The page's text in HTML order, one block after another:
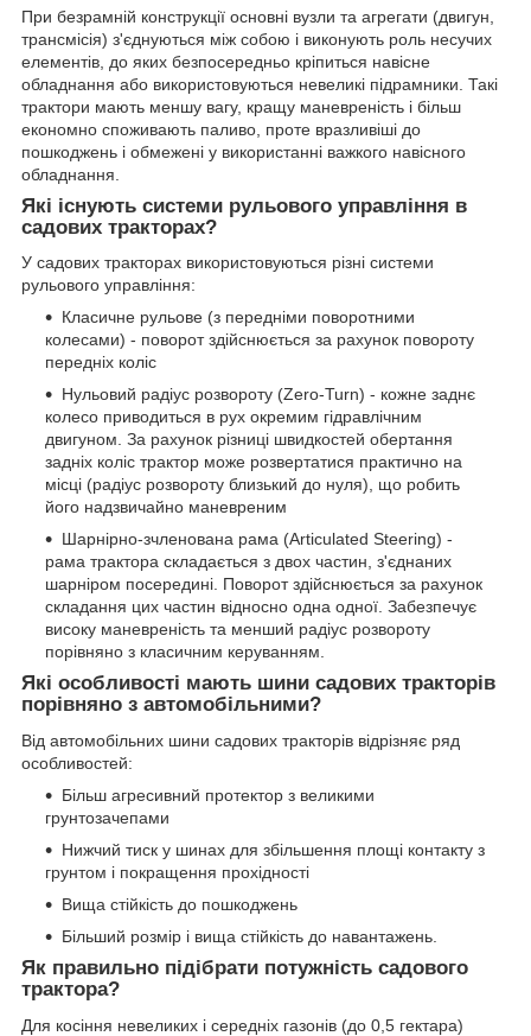
При безрамній конструкції основні вузли та агрегати (двигун,
трансмісія) з'єднуються між собою і виконують роль несучих
елементів, до яких безпосередньо кріпиться навісне
обладнання або використовуються невеликі підрамники. Такі
трактори мають меншу вагу, кращу маневреність і більш
економно споживають паливо, проте вразливіші до
пошкоджень і обмежені у використанні важкого навісного
обладнання.
Які існують системи рульового управління в
садових тракторах?
У садових тракторах використовуються різні системи
рульового управління:
Класичне рульове (з передніми поворотними
колесами) - поворот здійснюється за рахунок повороту
передніх коліс
Нульовий радіус розвороту (Zero-Turn) - кожне заднє
колесо приводиться в рух окремим гідравлічним
двигуном. За рахунок різниці швидкостей обертання
задніх коліс трактор може розвертатися практично на
місці (радіус розвороту близький до нуля), що робить
його надзвичайно маневреним
Шарнірно-зчленована рама (Articulated Steering) -
рама трактора складається з двох частин, з'єднаних
шарніром посередині. Поворот здійснюється за рахунок
складання цих частин відносно одна одної. Забезпечує
високу маневреність та менший радіус розвороту
порівняно з класичним керуванням.
Які особливості мають шини садових тракторів
порівняно з автомобільними?
Від автомобільних шини садових тракторів відрізняє ряд
особливостей:
Більш агресивний протектор з великими
грунтозачепами
Нижчий тиск у шинах для збільшення площі контакту з
грунтом і покращення прохідності
Вища стійкість до пошкоджень
Більший розмір і вища стійкість до навантажень.
Як правильно підібрати потужність садового
трактора?
Для косіння невеликих і середніх газонів (до 0,5 гектара)